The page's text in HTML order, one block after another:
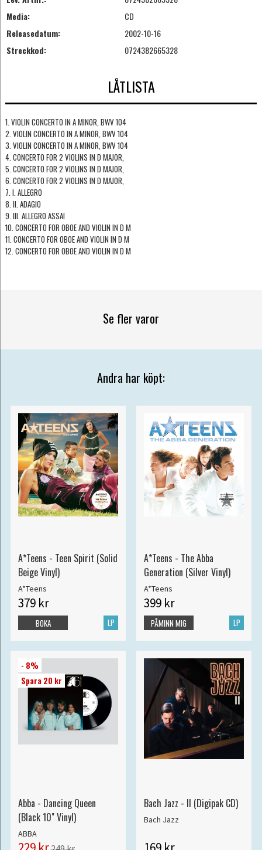
Media:
CD
Releasedatum:
2002-10-16
Streckkod:
0724382665328
LÅTLISTA
1. VIOLIN CONCERTO IN A MINOR, BWV 104
2. VIOLIN CONCERTO IN A MINOR, BWV 104
3. VIOLIN CONCERTO IN A MINOR, BWV 104
4. CONCERTO FOR 2 VIOLINS IN D MAJOR,
5. CONCERTO FOR 2 VIOLINS IN D MAJOR,
6. CONCERTO FOR 2 VIOLINS IN D MAJOR,
7. I. ALLEGRO
8. II. ADAGIO
9. III. ALLEGRO ASSAI
10. CONCERTO FOR OBOE AND VIOLIN IN D M
11. CONCERTO FOR OBOE AND VIOLIN IN D M
12. CONCERTO FOR OBOE AND VIOLIN IN D M
Se fler varor
Andra har köpt:
A*Teens - Teen Spirit (Solid
Beige Vinyl)
A*Teens
379 kr
LP
BOKA
A*Teens - The Abba
Generation (Silver Vinyl)
A*Teens
399 kr
LP
PÅMINN MIG
- 8%
Spara 20 kr
Abba - Dancing Queen
(Black 10" Vinyl)
ABBA
Bach Jazz - II (Digipak CD)
Bach Jazz